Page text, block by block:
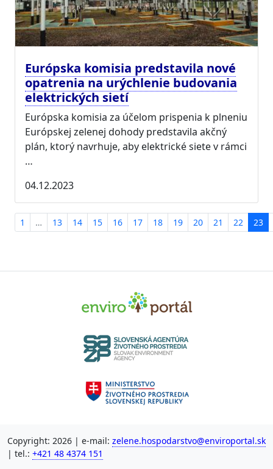
Európska komisia predstavila nové
opatrenia na urýchlenie budovania
elektrických sietí
Európska komisia za účelom prispenia k plneniu
Európskej zelenej dohody predstavila akčný
plán, ktorý navrhuje, aby elektrické siete v rámci
…
04.12.2023
1 … 13 14 15 16 17 18 19 20 21 22 23
Copyright: 2026 | e-mail: zelene.hospodarstvo@enviroportal.sk
| tel.: +421 48 4374 151